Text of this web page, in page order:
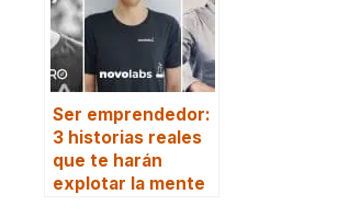
Ser emprendedor:
3 historias reales
que te harán
explotar la mente